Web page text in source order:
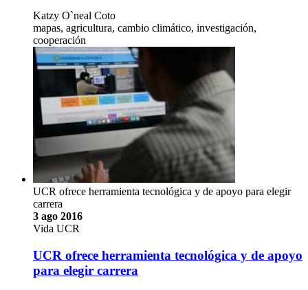
Katzy O`neal Coto
mapas, agricultura, cambio climático, investigación,
cooperación
UCR ofrece herramienta tecnológica y de apoyo para elegir
carrera
3 ago 2016
Vida UCR
UCR ofrece herramienta tecnológica y de apoyo
para elegir carrera